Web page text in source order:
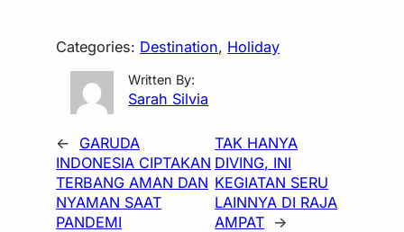
Categories: Destination, Holiday
Written By:
Sarah Silvia
←
GARUDA
INDONESIA CIPTAKAN
TERBANG AMAN DAN
NYAMAN SAAT
PANDEMI
TAK HANYA
DIVING, INI
KEGIATAN SERU
LAINNYA DI RAJA
AMPAT →